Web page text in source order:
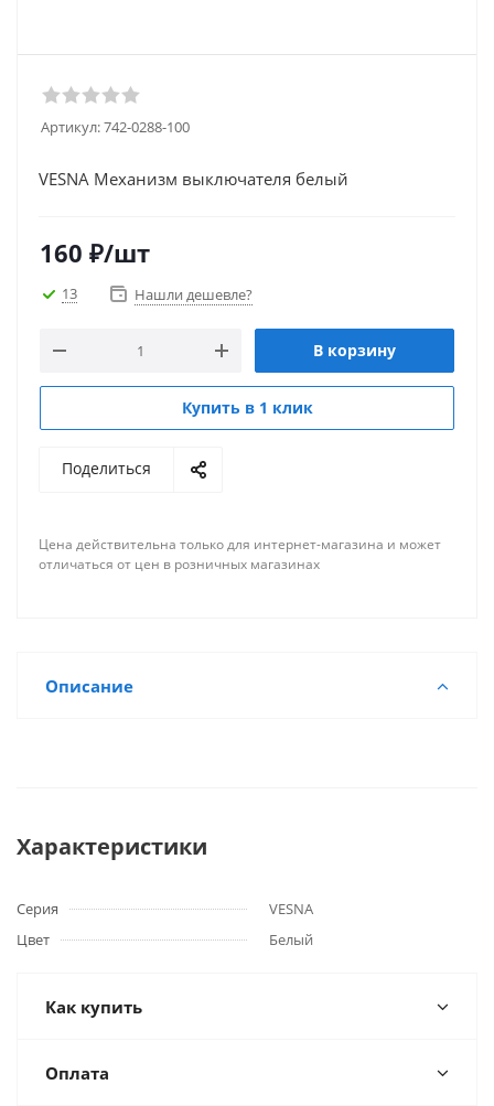
Артикул:742-0288-100
VESNA Механизм выключателя белый
160 ₽/шт
13 Нашли дешевле?
В корзину
Купить в 1 клик
Поделиться
Цена действительна только для интернет-магазина и может
отличаться от цен в розничных магазинах
Описание
Характеристики
Серия
VESNA
Цвет
Белый
Как купить
Оплата